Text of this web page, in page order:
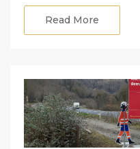
Read More